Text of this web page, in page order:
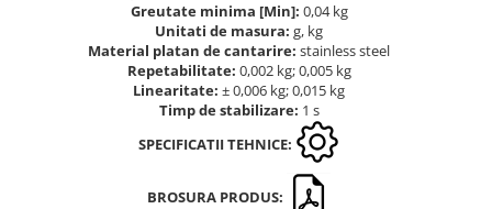
Masurarea intensitatii sunetului
Termometre cu infrarosu
Standuri testare forta
Standuri testare manuala
Standuri testare motorizata
Cutie de jonctiune
Greutate minima [Min]: 0,04 kg
Unitati de masura: g, kg
Material platan de cantarire: stainless steel
Repetabilitate: 0,002 kg; 0,005 kg
Linearitate: ± 0,006 kg; 0,015 kg
Timp de stabilizare: 1 s
SPECIFICATII TEHNICE:
BROSURA PRODUS: